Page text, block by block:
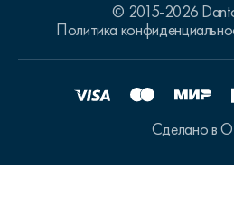
© 2015-2026
Политика
Сделано в